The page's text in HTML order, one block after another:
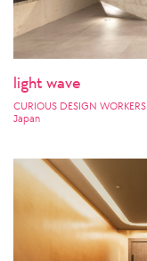
light wave
CURIOUS DESIGN WORKERS
Japan